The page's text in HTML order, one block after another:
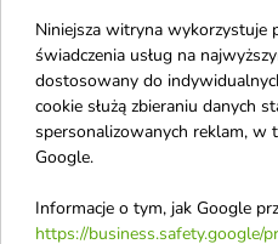
Trust My Sister Czepek
do włosów z mikrofibry
różowy 1 sztuka
Niniejsza witryna wykorzystuje
świadczenia usług na
dostosowany do
cookie służą zbieraniu danych
spersonalizowanych reklam, w
Google.
Informacje o tym, jak Google
https://business.safety.google/